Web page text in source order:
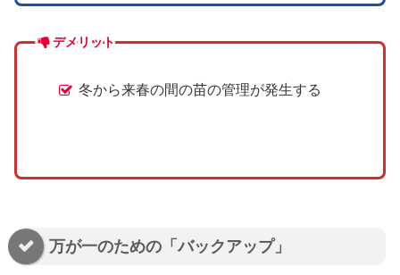
デメリット
冬から来春の間の苗の管理が発生する
万が一のための「バックアップ」